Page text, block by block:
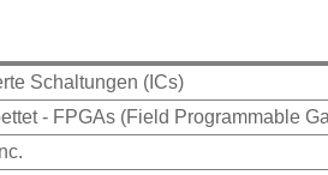
Schaltungen (ICs)
- FPGAs (Field Programmable